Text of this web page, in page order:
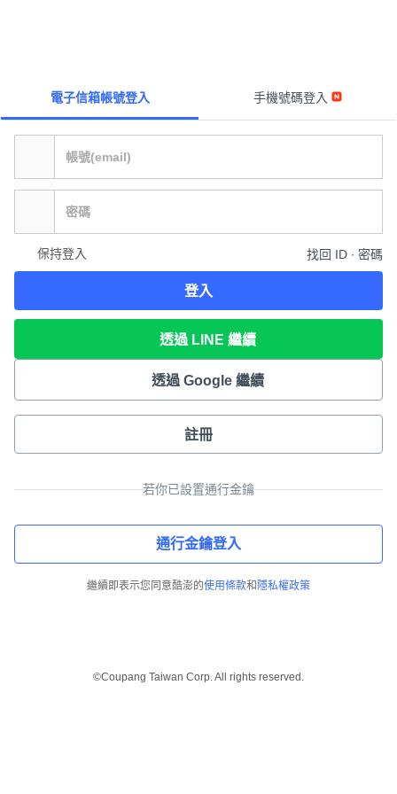
電子信箱帳號登入 手機號碼登入
保持登入 找回 ID ∙ 密碼
登入
透過 LINE 繼續
透過 Google 繼續
註冊
若你已設置通行金鑰
通行金鑰登入
繼續即表示您同意酷澎的使用條款和 隱私權政策
©Coupang Taiwan Corp. All rights reserved.